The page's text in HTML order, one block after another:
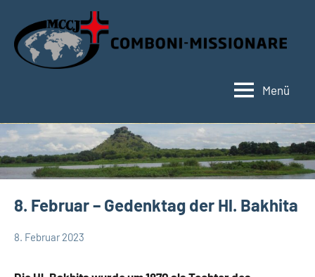
Inhalt
springen
Menü
8. Februar – Gedenktag der Hl. Bakhita
8. Februar 2023